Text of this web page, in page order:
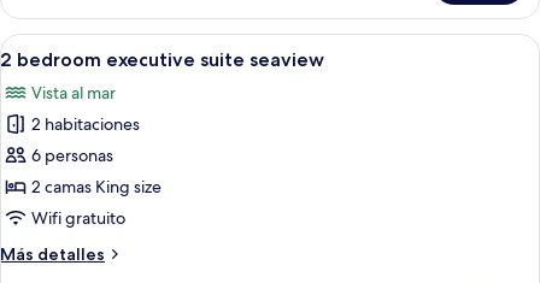
Queen
Suite
Abrir
todas
las
fotos
de
2
bedroom
suite
Una sala moderna con un sofá, una
20
2 bedroom executive suite seaview
Vista al mar
2 habitaciones
6 personas
2 camas King size
Wifi gratuito
Más detalles
Más